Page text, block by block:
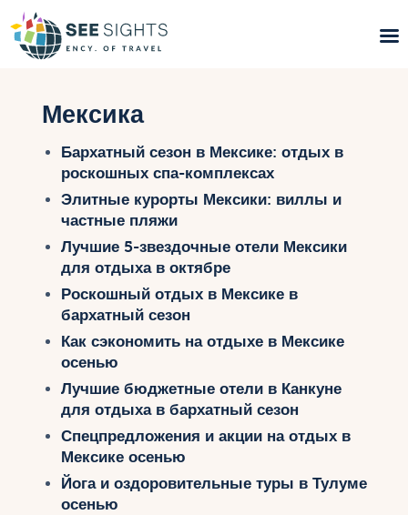
Поиск туров
Горящие туры
Типы Туров
Страны
Инфо
Блог
Контакты
Укр
Мексика
Бархатный сезон в Мексике: отдых в
роскошных спа-комплексах
Элитные курорты Мексики: виллы и
частные пляжи
Лучшие 5-звездочные отели Мексики
для отдыха в октябре
Роскошный отдых в Мексике в
бархатный сезон
Как сэкономить на отдыхе в Мексике
осенью
Лучшие бюджетные отели в Канкуне
для отдыха в бархатный сезон
Спецпредложения и акции на отдых в
Мексике осенью
Йога и оздоровительные туры в Тулуме
осенью